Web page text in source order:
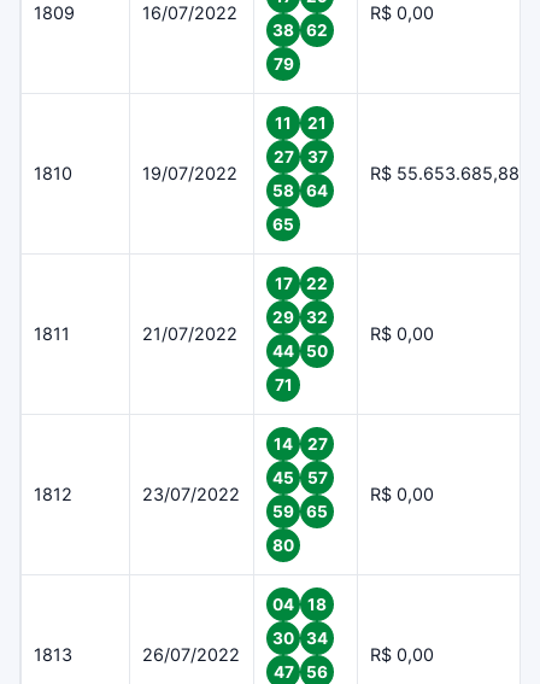
1809 16/07/2022
38
62
79
R$ 0,00
1810 19/07/2022
11
21
27
37
58
64
65
R$ 55.653.685,88
1811 21/07/2022
17
22
29
32
44
50
71
R$ 0,00
1812 23/07/2022
14
27
45
57
59
65
80
R$ 0,00
1813 26/07/2022
04
18
30
34
47
56
R$ 0,00